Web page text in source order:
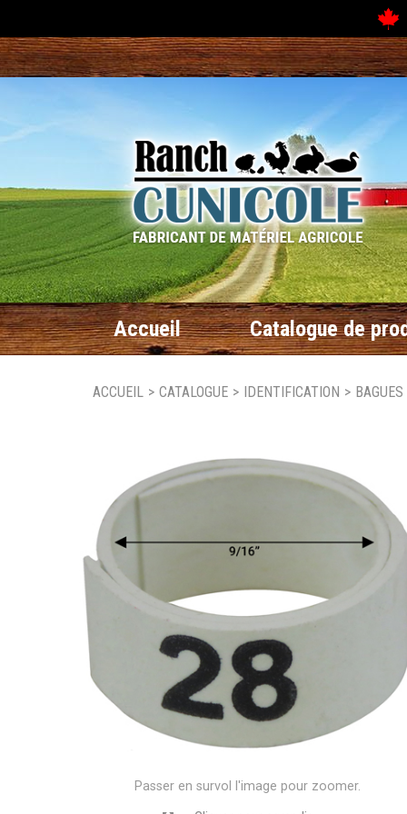
Accueil Catalogue de
ACCUEIL > CATALOGUE > IDENTIFICATION >
Passer en survol l'image pour zoomer.